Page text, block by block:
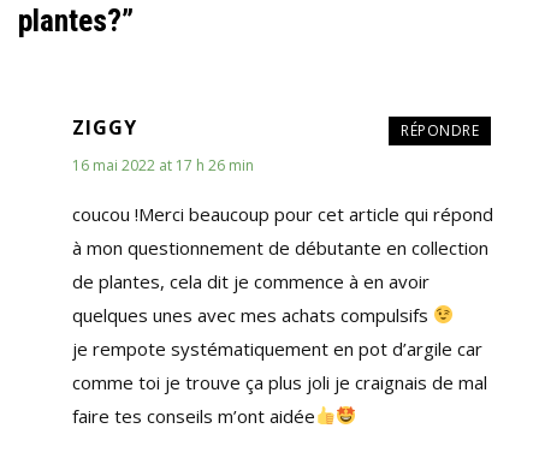
plantes?”
RÉPONDRE
ZIGGY
16 mai 2022 at 17 h 26 min
coucou !Merci beaucoup pour cet article qui répond
à mon questionnement de débutante en collection
de plantes, cela dit je commence à en avoir
quelques unes avec mes achats compulsifs
je rempote systématiquement en pot d’argile car
comme toi je trouve ça plus joli je craignais de mal
faire tes conseils m’ont aidée